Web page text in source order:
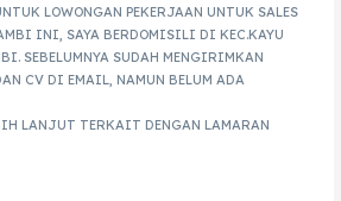
LOWONGAN PEKERJAAN UNTUK SALES
INI, SAYA BERDOMISILI DI KEC.KAYU
SEBELUMNYA SUDAH MENGIRIMKAN
CV DI EMAIL, NAMUN BELUM ADA
LANJUT TERKAIT DENGAN LAMARAN